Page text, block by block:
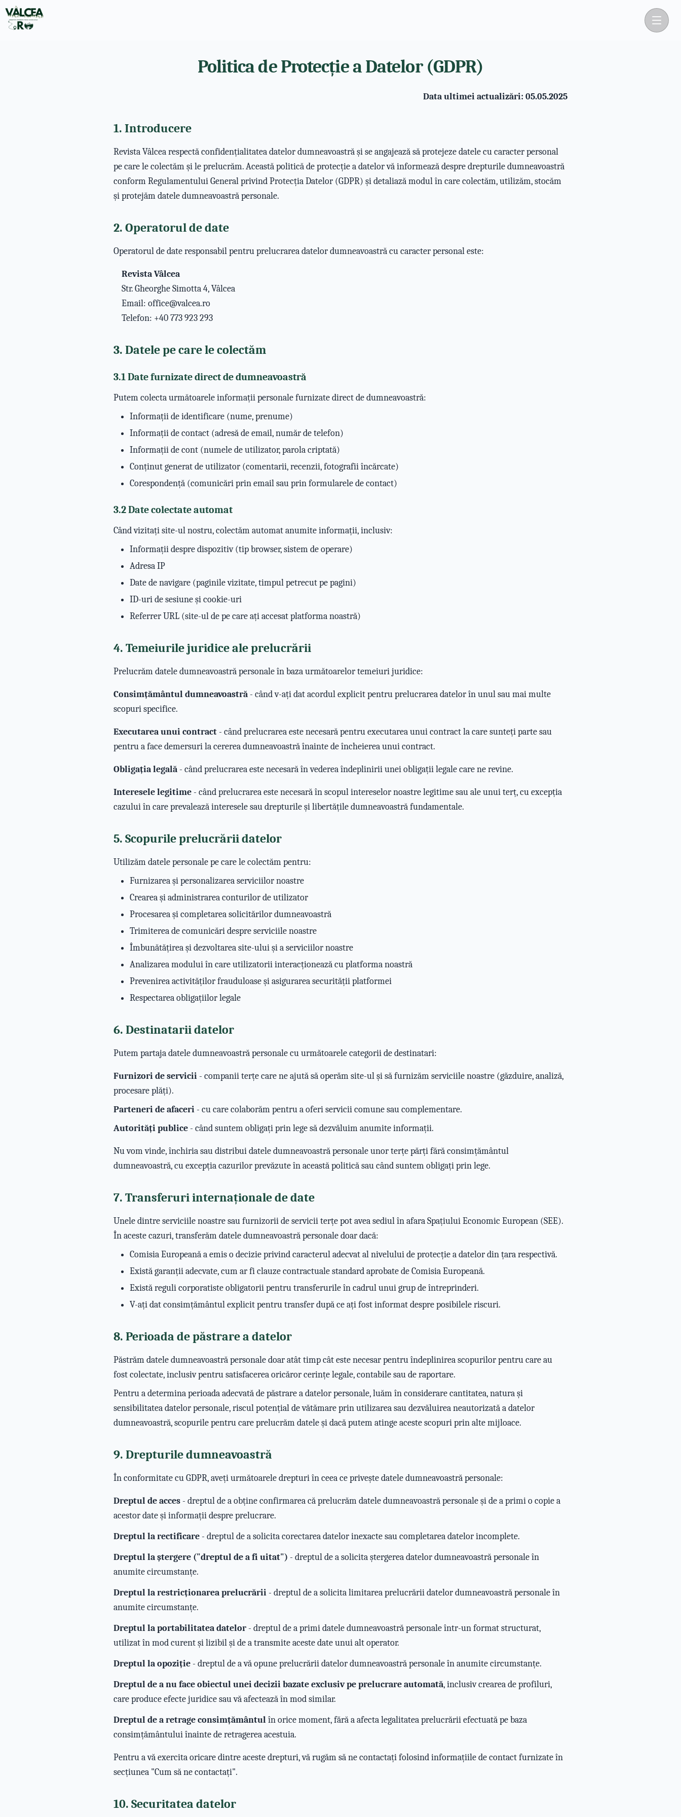
Politica de Protecție a Datelor (GDPR)
Data ultimei actualizări: 05.05.2025
1. Introducere
Revista Vâlcea respectă confidențialitatea datelor dumneavoastră și se angajează să protejeze datele cu caracter personal
pe care le colectăm și le prelucrăm. Această politică de protecție a datelor vă informează despre drepturile dumneavoastră
conform Regulamentului General privind Protecția Datelor (GDPR) și detaliază modul în care colectăm, utilizăm, stocăm
și protejăm datele dumneavoastră personale.
2. Operatorul de date
Operatorul de date responsabil pentru prelucrarea datelor dumneavoastră cu caracter personal este:
Revista Vâlcea
Str. Gheorghe Simotta 4, Vâlcea
Email: office@valcea.ro
Telefon: +40 773 923 293
3. Datele pe care le colectăm
3.1 Date furnizate direct de dumneavoastră
Putem colecta următoarele informații personale furnizate direct de dumneavoastră:
Informații de identificare (nume, prenume)
Informații de contact (adresă de email, număr de telefon)
Informații de cont (numele de utilizator, parola criptată)
Conținut generat de utilizator (comentarii, recenzii, fotografii încărcate)
Corespondență (comunicări prin email sau prin formularele de contact)
3.2 Date colectate automat
Când vizitați site-ul nostru, colectăm automat anumite informații, inclusiv:
Informații despre dispozitiv (tip browser, sistem de operare)
Adresa IP
Date de navigare (paginile vizitate, timpul petrecut pe pagini)
ID-uri de sesiune și cookie-uri
Referrer URL (site-ul de pe care ați accesat platforma noastră)
4. Temeiurile juridice ale prelucrării
Prelucrăm datele dumneavoastră personale în baza următoarelor temeiuri juridice:
Consimțământul dumneavoastră - când v-ați dat acordul explicit pentru prelucrarea datelor în unul sau mai multe
scopuri specifice.
Executarea unui contract - când prelucrarea este necesară pentru executarea unui contract la care sunteți parte sau
pentru a face demersuri la cererea dumneavoastră înainte de încheierea unui contract.
Obligația legală - când prelucrarea este necesară în vederea îndeplinirii unei obligații legale care ne revine.
Interesele legitime - când prelucrarea este necesară în scopul intereselor noastre legitime sau ale unui terț, cu excepția
cazului în care prevalează interesele sau drepturile și libertățile dumneavoastră fundamentale.
5. Scopurile prelucrării datelor
Utilizăm datele personale pe care le colectăm pentru:
Furnizarea și personalizarea serviciilor noastre
Crearea și administrarea conturilor de utilizator
Procesarea și completarea solicitărilor dumneavoastră
Trimiterea de comunicări despre serviciile noastre
Îmbunătățirea și dezvoltarea site-ului și a serviciilor noastre
Analizarea modului în care utilizatorii interacționează cu platforma noastră
Prevenirea activităților frauduloase și asigurarea securității platformei
Respectarea obligațiilor legale
6. Destinatarii datelor
Putem partaja datele dumneavoastră personale cu următoarele categorii de destinatari:
Furnizori de servicii - companii terțe care ne ajută să operăm site-ul și să furnizăm serviciile noastre (găzduire, analiză,
procesare plăți).
Parteneri de afaceri - cu care colaborăm pentru a oferi servicii comune sau complementare.
Autorități publice - când suntem obligați prin lege să dezvăluim anumite informații.
Nu vom vinde, închiria sau distribui datele dumneavoastră personale unor terțe părți fără consimțământul
dumneavoastră, cu excepția cazurilor prevăzute în această politică sau când suntem obligați prin lege.
7. Transferuri internaționale de date
Unele dintre serviciile noastre sau furnizorii de servicii terțe pot avea sediul în afara Spațiului Economic European (SEE).
În aceste cazuri, transferăm datele dumneavoastră personale doar dacă:
Comisia Europeană a emis o decizie privind caracterul adecvat al nivelului de protecție a datelor din țara respectivă.
Există garanții adecvate, cum ar fi clauze contractuale standard aprobate de Comisia Europeană.
Există reguli corporatiste obligatorii pentru transferurile în cadrul unui grup de întreprinderi.
V-ați dat consimțământul explicit pentru transfer după ce ați fost informat despre posibilele riscuri.
8. Perioada de păstrare a datelor
Păstrăm datele dumneavoastră personale doar atât timp cât este necesar pentru îndeplinirea scopurilor pentru care au
fost colectate, inclusiv pentru satisfacerea oricăror cerințe legale, contabile sau de raportare.
Pentru a determina perioada adecvată de păstrare a datelor personale, luăm în considerare cantitatea, natura și
sensibilitatea datelor personale, riscul potențial de vătămare prin utilizarea sau dezvăluirea neautorizată a datelor
dumneavoastră, scopurile pentru care prelucrăm datele și dacă putem atinge aceste scopuri prin alte mijloace.
9. Drepturile dumneavoastră
În conformitate cu GDPR, aveți următoarele drepturi în ceea ce privește datele dumneavoastră personale:
Dreptul de acces - dreptul de a obține confirmarea că prelucrăm datele dumneavoastră personale și de a primi o copie a
acestor date și informații despre prelucrare.
Dreptul la rectificare - dreptul de a solicita corectarea datelor inexacte sau completarea datelor incomplete.
Dreptul la ștergere ("dreptul de a fi uitat") - dreptul de a solicita ștergerea datelor dumneavoastră personale în
anumite circumstanțe.
Dreptul la restricționarea prelucrării - dreptul de a solicita limitarea prelucrării datelor dumneavoastră personale în
anumite circumstanțe.
Dreptul la portabilitatea datelor - dreptul de a primi datele dumneavoastră personale într-un format structurat,
utilizat în mod curent și lizibil și de a transmite aceste date unui alt operator.
Dreptul la opoziție - dreptul de a vă opune prelucrării datelor dumneavoastră personale în anumite circumstanțe.
Dreptul de a nu face obiectul unei decizii bazate exclusiv pe prelucrare automată, inclusiv crearea de profiluri,
care produce efecte juridice sau vă afectează în mod similar.
Dreptul de a retrage consimțământulîn orice moment, fără a afecta legalitatea prelucrării efectuată pe baza
consimțământului înainte de retragerea acestuia.
Pentru a vă exercita oricare dintre aceste drepturi, vă rugăm să ne contactați folosind informațiile de contact furnizate în
secțiunea "Cum să ne contactați".
10. Securitatea datelor